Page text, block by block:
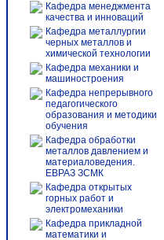
Кафедра менеджмента
качества и инноваций
Кафедра металлургии
черных металлов и
химической технологии
Кафедра механики и
машиностроения
Кафедра непрерывного
педагогического
образования и методики
обучения
Кафедра обработки
металлов давлением и
материаловедения.
ЕВРАЗ ЗСМК
Кафедра открытых
горных работ и
электромеханики
Кафедра прикладной
математики и